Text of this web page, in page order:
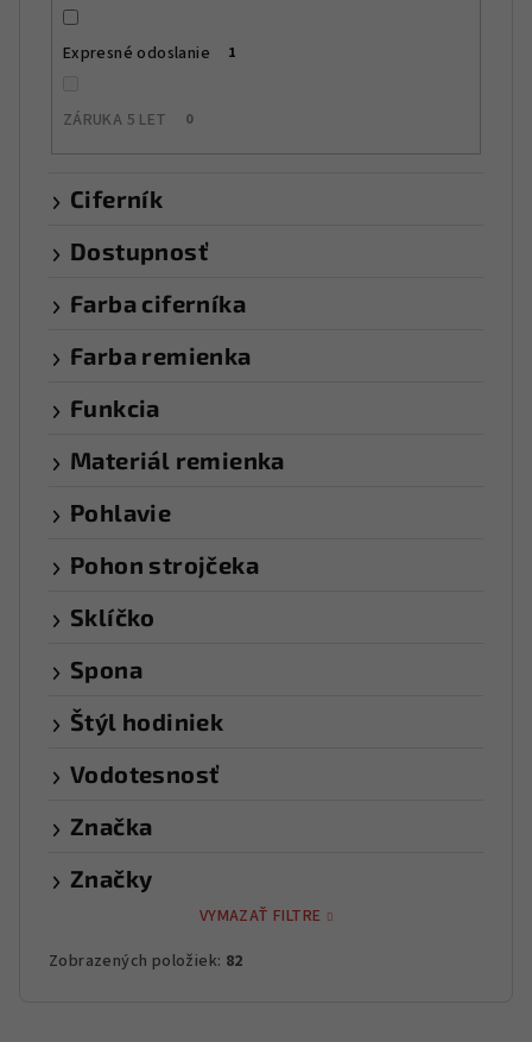
Expresné odoslanie 1
ZÁRUKA 5 LET 0
Značky
Ciferník
Dostupnosť
Farba ciferníka
Farba remienka
Funkcia
Materiál remienka
Pohlavie
Pohon strojčeka
Sklíčko
Spona
Štýl hodiniek
Vodotesnosť
Značka
VYMAZAŤ FILTRE
Zobrazených položiek: 82